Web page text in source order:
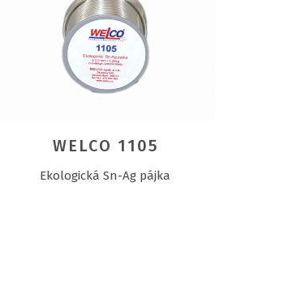
WELCO 1105
Ekologická Sn-Ag pájka